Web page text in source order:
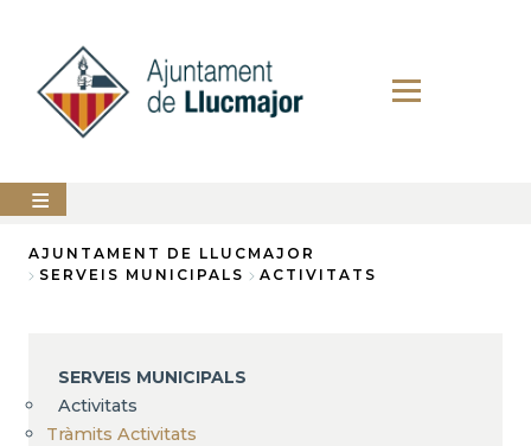
AJUNTAMENT
PERFIL
DEL
AJUNTAMENT DE LLUCMAJOR
SERVEIS MUNICIPALS
ACTIVITATS
SERVEIS MUNICIPALS
Activitats
Tràmits Activitats